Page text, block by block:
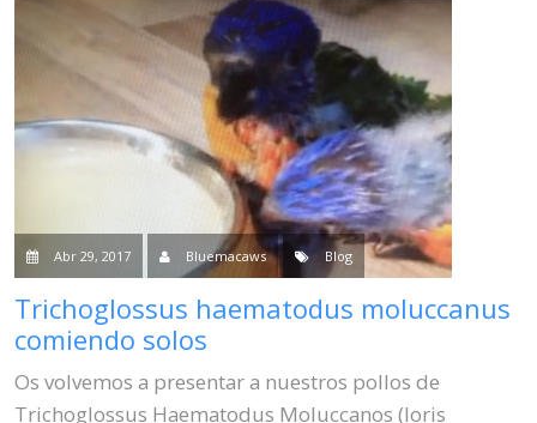
Blog
Abr 29, 2017 Bluemacaws Blog
Trichoglossus haematodus moluccanus
comiendo solos
Os volvemos a presentar a nuestros pollos de
Trichoglossus Haematodus Moluccanos (loris